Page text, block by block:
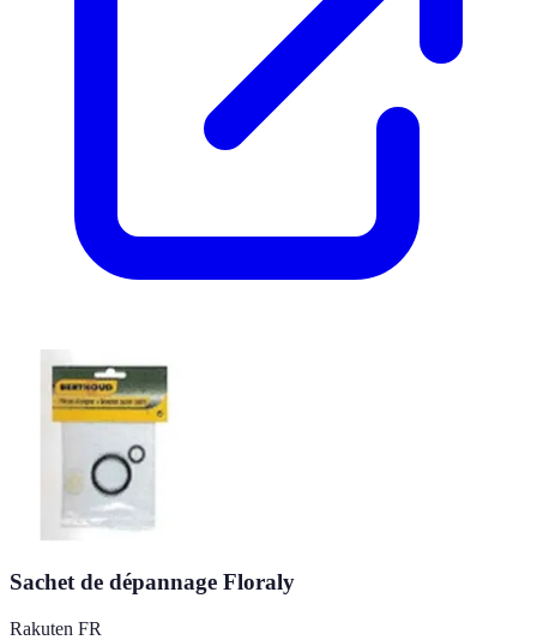
Sachet de dépannage Floraly
Rakuten FR